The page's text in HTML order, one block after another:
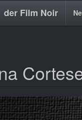
der Film Noir